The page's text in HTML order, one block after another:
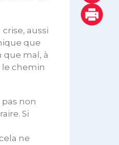
aussi
que
que mal, à
le chemin
pas non
Si
ne